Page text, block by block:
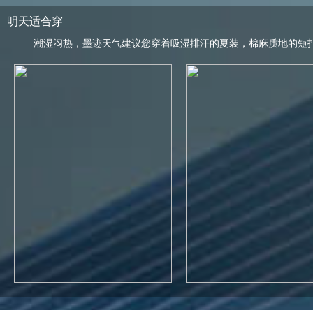
明天适合穿
潮湿闷热，墨迹天气建议您穿着吸湿排汗的夏装，棉麻质地的短